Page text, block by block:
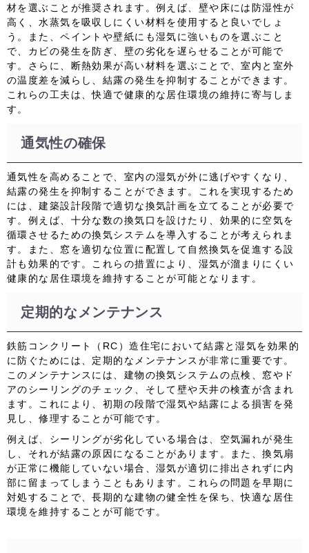
材を選ぶことが推奨されます。例えば、壁や床には防湿性が
高く、水蒸気を吸収しにくい材料を使用すると良いでしょ
う。また、ペイントや壁紙にも湿気に強いものを選ぶこと
で、カビの発生を防ぎ、壁の劣化を遅らせることが可能で
す。さらに、断熱効果が高い材料を選ぶことで、室内と室外
の温度差を減らし、結露の発生を抑制することができます。
これらの工夫は、快適で健康的な居住環境の維持に寄与しま
す。
通気性の確保
通気性を高めることで、室内の湿気が外に逃げやすくなり、
結露の発生を抑制することができます。これを実現するため
には、建築設計段階で適切な換気計画を立てることが必要で
す。例えば、十分な数の換気口を設けたり、効果的に空気を
循環させるための換気システムを導入することが考えられま
す。また、窓を適切な位置に配置して自然換気を促進する設
計も効果的です。これらの措置により、湿気が溜まりにくい
健康的な居住環境を維持することが可能となります。
定期的なメンテナンス
鉄筋コンクリート（RC）造住宅において結露と湿気を効果的
に防ぐためには、定期的なメンテナンスが非常に重要です。
このメンテナンスには、建物の換気システムの点検、窓やド
アのシーリングのチェック、そして壁や天井の検査が含まれ
ます。これにより、初期の段階で湿気や結露による損害を発
見し、修理することが可能です。
例えば、シーリングが劣化している場合は、空気漏れが発生
し、それが結露の原因になることがあります。また、換気扇
が正常に機能していない場合、湿気が適切に排出されずに内
部に留まってしまうこともあります。これらの問題を早期に
対処することで、長期的な建物の健全性を保ち、快適な居住
環境を維持することが可能です。